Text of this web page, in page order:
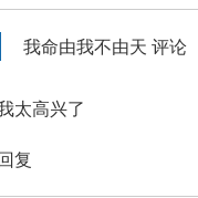
我命由我不由天 评论
太高兴了
复